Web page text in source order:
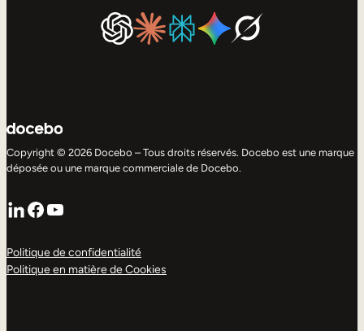
Copyright © 2026 Docebo – Tous droits réservés. Docebo est une marque
déposée ou une marque commerciale de Docebo.
LinkedIn
Facebook
YouTube
Politique de confidentialité
Politique en matière de Cookies